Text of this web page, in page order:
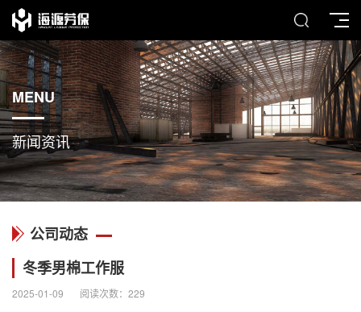
MENU
新闻资讯
公司动态
冬季男棉工作服
2025-01-09 阅读次数： 229